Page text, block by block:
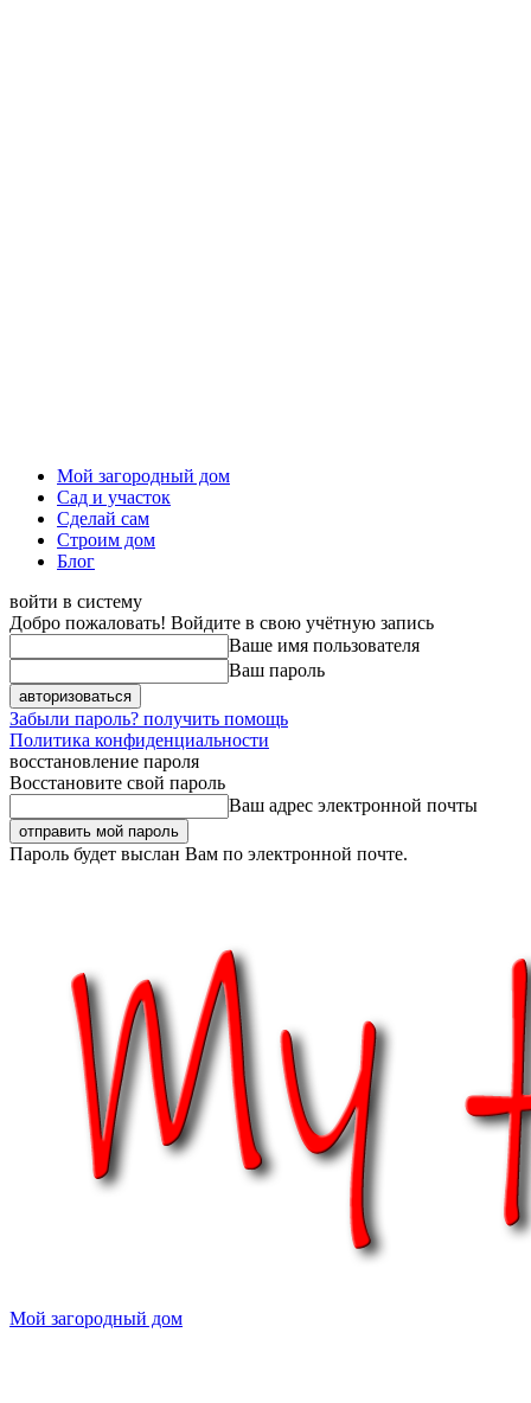
Мой загородный дом
Сад и участок
Сделай сам
Строим дом
Блог
войти в систему
Добро пожаловать! Войдите в свою учётную запись
Ваше имя пользователя
Ваш пароль
Забыли пароль? получить помощь
Политика конфиденциальности
восстановление пароля
Восстановите свой пароль
Ваш адрес электронной почты
Пароль будет выслан Вам по электронной почте.
Мой загородный дом